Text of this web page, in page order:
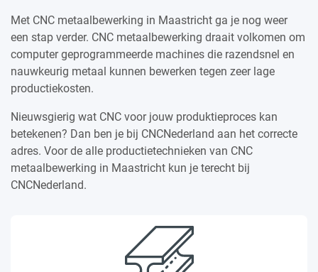
Met CNC metaalbewerking in Maastricht ga je nog weer
een stap verder. CNC metaalbewerking draait volkomen om
computer geprogrammeerde machines die razendsnel en
nauwkeurig metaal kunnen bewerken tegen zeer lage
productiekosten.
Nieuwsgierig wat CNC voor jouw produktieproces kan
betekenen? Dan ben je bij CNCNederland aan het correcte
adres. Voor de alle productietechnieken van CNC
metaalbewerking in Maastricht kun je terecht bij
CNCNederland.